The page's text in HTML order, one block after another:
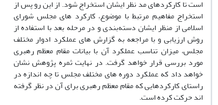
است تا کارکردهای مد نظر ایشان استخراج شود. از این رو پس از
استخراج مفاهیم مرتبط با موضوع، کارکرد های مجلس شورای
اسلامی از منظر ایشان دسته‌بندی و در مرحله بعد با استفاده از
روش ارزیابی و با مراجعه به گزارش های عملکرد ادوار مختلف
مجلس، میزان تناسب عملکرد آن با بیانات مقام معظم رهبری
مورد بررسی قرار خواهد گرفت. در نهایت ثمره پژوهش نشان
خواهد داد که عملکرد دوره های مختلف مجلس تا چه اندازه در
راستای کارکردهایی که مقام معظم رهبری برای آن در نظر گرفته
اند حرکت کرده است.